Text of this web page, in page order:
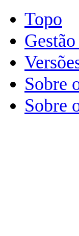
Topo
Sobre
Sobre